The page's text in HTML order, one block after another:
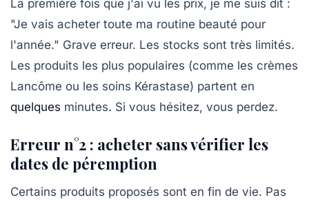
La première fois que j'ai vu les prix, je me suis dit :
"Je vais acheter toute ma routine beauté pour
l'année." Grave erreur. Les stocks sont très limités.
Les produits les plus populaires (comme les crèmes
Lancôme ou les soins Kérastase) partent en
quelques minutes. Si vous hésitez, vous perdez.
Erreur n°2 : acheter sans vérifier les
dates de péremption
Certains produits proposés sont en fin de vie. Pas